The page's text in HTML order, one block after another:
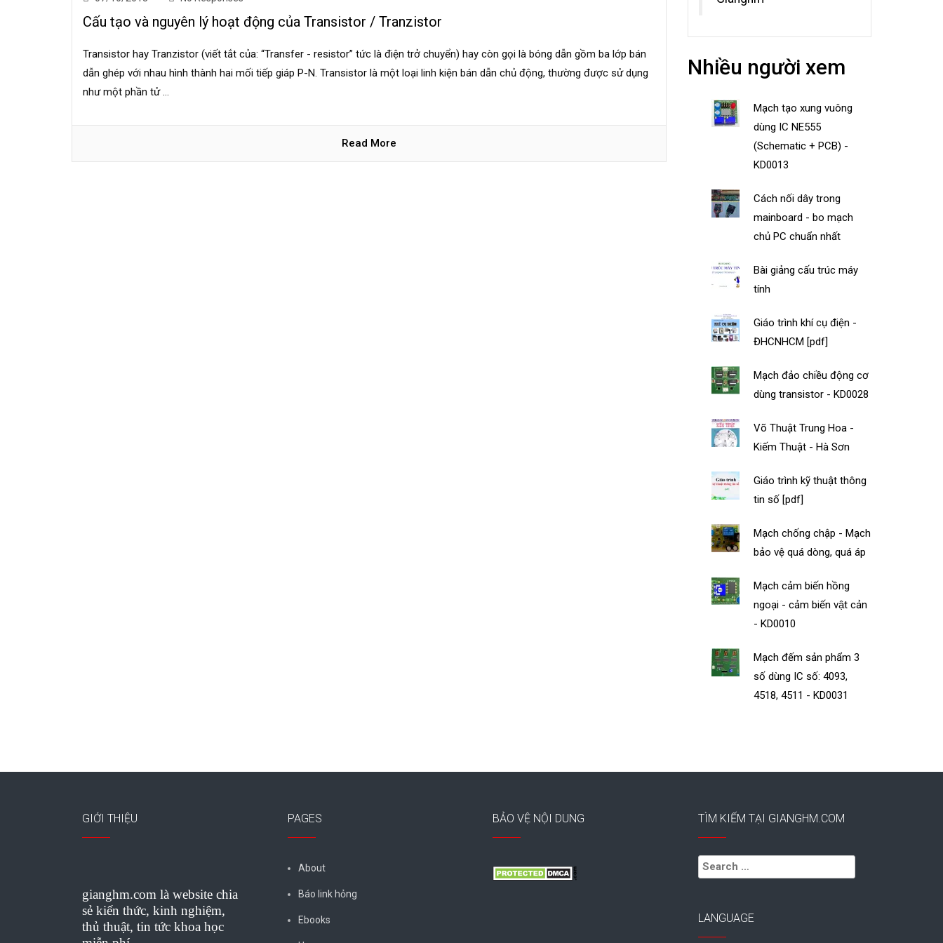
Cấu tạo và nguyên lý hoạt động của Transistor / Tranzistor
Transistor hay Tranzistor (viết tắt của: “Transfer - resistor” tức là điện trở chuyển) hay còn gọi là bóng dẫn gồm ba lớp bán
dẫn ghép với nhau hình thành hai mối tiếp giáp P-N. Transistor là một loại linh kiện bán dẫn chủ động, thường được sử dụng
như một phần tử ...
Read More
Nhiều người xem
Mạch tạo xung vuông
dùng IC NE555
(Schematic + PCB) -
KD0013
Cách nối dây trong
mainboard - bo mạch
chủ PC chuẩn nhất
Bài giảng cấu trúc máy
tính
Giáo trình khí cụ điện -
ĐHCNHCM [pdf]
Mạch đảo chiều động cơ
dùng transistor - KD0028
Võ Thuật Trung Hoa -
Kiếm Thuật - Hà Sơn
Giáo trình kỹ thuật thông
tin số [pdf]
Mạch chống chập - Mạch
bảo vệ quá dòng, quá áp
Mạch cảm biến hồng
ngoại - cảm biến vật cản
- KD0010
Mạch đếm sản phẩm 3
số dùng IC số: 4093,
4518, 4511 - KD0031
GIỚI THIỆU
gianghm.com là website chia
sẻ kiến thức, kinh nghiệm,
thủ thuật, tin tức khoa học
PAGES
About
Báo link hỏng
Ebooks
BẢO VỆ NỘI DUNG TÌM KIẾM TẠI GIANGHM.COM
Search
for:
LANGUAGE